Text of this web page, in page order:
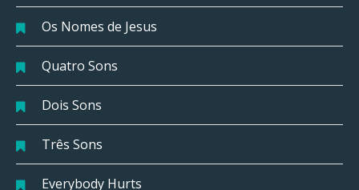
Os Nomes de Jesus
Quatro Sons
Dois Sons
Três Sons
Everybody Hurts